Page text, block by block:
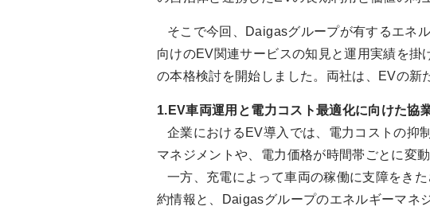
そこで今回、Daigasグループが有するエネ
向けのEV関連サービスの知見と運用実績を
の本格検討を開始しました。両社は、EVの新
1.EV車両運用と電力コスト最適化に向けた協
企業におけるEV導入では、電力コストの抑
マネジメントや、電力価格が時間帯ごとに変
一方、充電によって車両の稼働に支障をき
約情報と、Daigasグループのエネルギーマネ